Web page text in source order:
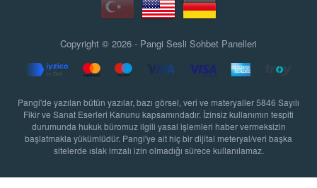
Copyright © 2026 - Pangi Sesli Sohbet Panelleri
Pangi'de yazılan bütün yazılar, bazı görsel, veri ve materyaller 5846 Sayılı
Fikir ve Sanat Eserleri Kanunu kapsamındadır. İzinsiz kullanımın tespiti
durumunda hukuk büromuz ilgili yasal işlemleri haber vermeksizin
başlatmakla yükümlüdür. Pangi'ye ait hiç bir dijital meteryal/veri başka
sitelerde ıslak imzalı izin olmadığı sürece kullanılamaz.